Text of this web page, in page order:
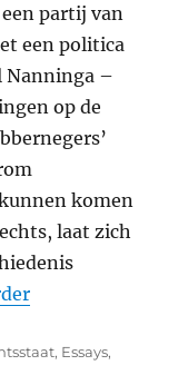
partij van
een politica
Nanninga –
op de
komen
laat zich
“In de greep
, Essays,